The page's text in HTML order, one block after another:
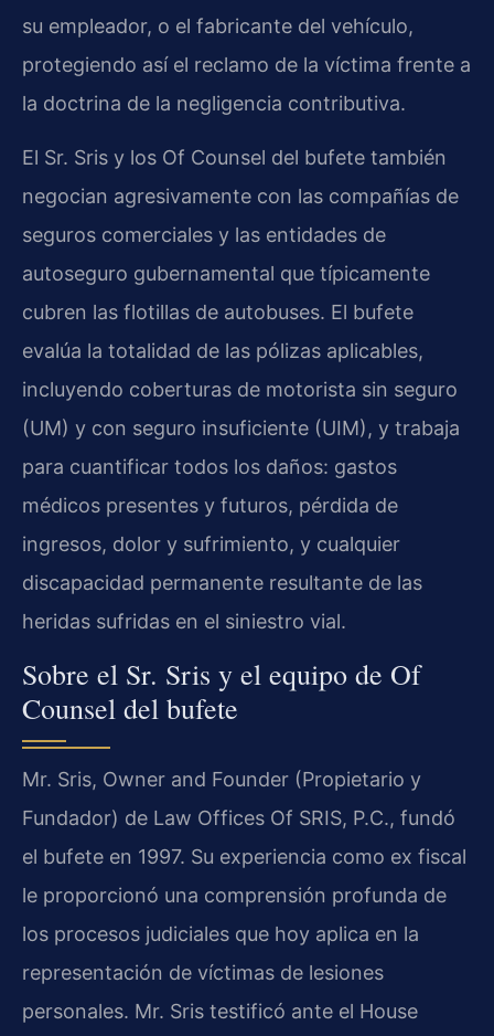
su empleador, o el fabricante del vehículo,
protegiendo así el reclamo de la víctima frente a
la doctrina de la negligencia contributiva.
El Sr. Sris y los Of Counsel del bufete también
negocian agresivamente con las compañías de
seguros comerciales y las entidades de
autoseguro gubernamental que típicamente
cubren las flotillas de autobuses. El bufete
evalúa la totalidad de las pólizas aplicables,
incluyendo coberturas de motorista sin seguro
(UM) y con seguro insuficiente (UIM), y trabaja
para cuantificar todos los daños: gastos
médicos presentes y futuros, pérdida de
ingresos, dolor y sufrimiento, y cualquier
discapacidad permanente resultante de las
heridas sufridas en el siniestro vial.
Sobre el Sr. Sris y el equipo de Of
Counsel del bufete
Mr. Sris, Owner and Founder (Propietario y
Fundador) de Law Offices Of SRIS, P.C., fundó
el bufete en 1997. Su experiencia como ex fiscal
le proporcionó una comprensión profunda de
los procesos judiciales que hoy aplica en la
representación de víctimas de lesiones
personales. Mr. Sris testificó ante el House